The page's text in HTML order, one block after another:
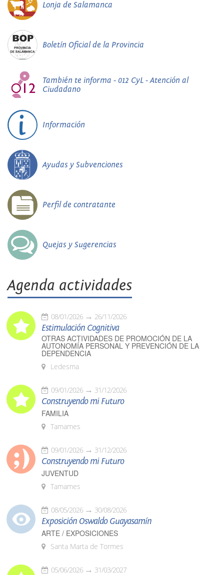
Lonja de Salamanca
Boletín Oficial de la Provincia
También te informa - 012 CyL - Atención al
Ciudadano
Información
Ayudas y Subvenciones
Perfil de contratante
Quejas y Sugerencias
Agenda actividades
08/01/2026 26/11/2026
Estimulación Cognitiva
OTRAS ACTIVIDADES DE PROMOCIÓN DE LA
AUTONOMÍA PERSONAL Y PREVENCIÓN DE LA
DEPENDENCIA
Ledesma
09/01/2026 31/12/2026
Construyendo mi Futuro
FAMILIA
Tamames
09/01/2026 31/12/2026
Construyendo mi Futuro
JUVENTUD
Tamames
08/05/2026 30/08/2026
Exposición Oswaldo Guayasamín
ARTE / EXPOSICIONES
Santa Marta de Tormes
05/06/2026 31/03/2027